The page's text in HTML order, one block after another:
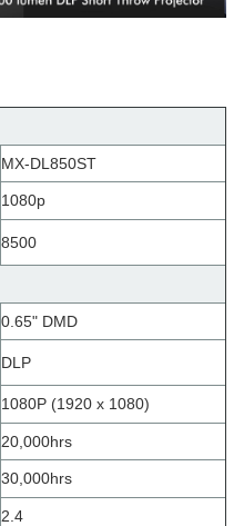
MX-DL850ST
1080p
8500
0.65" DMD
DLP
1080P (1920 x 1080)
20,000hrs
30,000hrs
2.4